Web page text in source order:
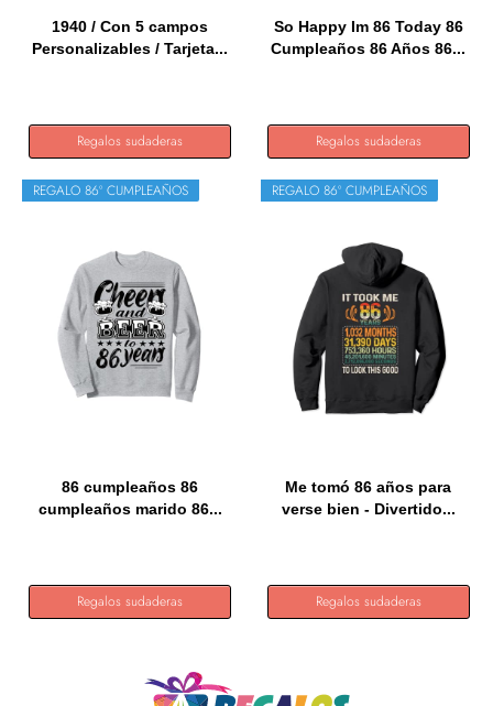
1940 / Con 5 campos
Personalizables / Tarjeta...
Regalos sudaderas
So Happy Im 86 Today 86
Cumpleaños 86 Años 86...
Regalos sudaderas
REGALO 86º CUMPLEAÑOS
86 cumpleaños 86
cumpleaños marido 86...
Regalos sudaderas
REGALO 86º CUMPLEAÑOS
Me tomó 86 años para
verse bien - Divertido...
Regalos sudaderas